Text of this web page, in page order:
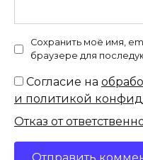
Сохранить моё имя,
браузере для
Согласие на
и политикой
Отказ от